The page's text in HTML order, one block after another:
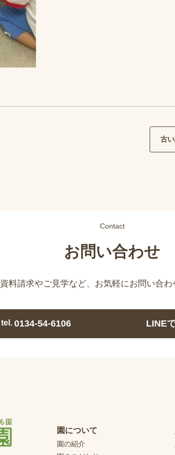
古
Contact
お問い合わせ
資料請求やご見学など、 お気軽にお問い合
tel. 0134-54-6106 LINE
園について
園の紹介